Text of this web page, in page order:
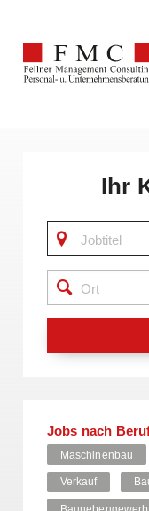
Ihr
Jobs nach
Maschinenbau
Verkauf